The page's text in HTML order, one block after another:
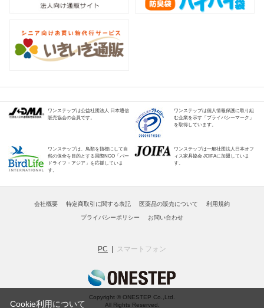
ワンステップは公益社団法人 日本通信
販売協会の会員です。
ワンステップは個人情報保護に取り組
む企業を示す「プライバシーマーク」
を取得しています。
ワンステップは、鳥類を指標にして自
然の保全を目的とする国際NGO「バー
ドライフ・アジア」を応援していま
す。
ワンステップは一般社団法人日本オフ
ィス家具協会 JOIFAに加盟していま
す。
会社概要 特定商取引に関する表記 医薬品の販売について 利用規約
プライバシーポリシー お問い合わせ
PC スマートフォン
Copyright © ONESTEP Co.,Ltd.
All Rights Reserved.
Cookie利用について